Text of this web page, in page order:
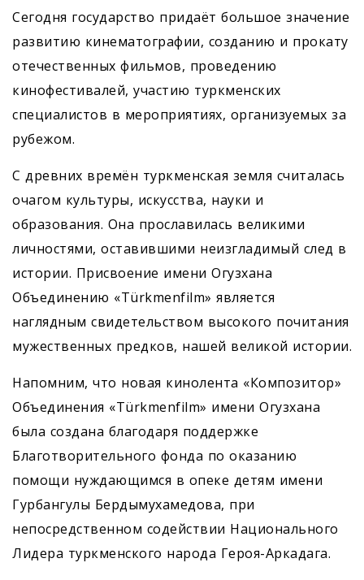
Сегодня государство придаёт большое значение
развитию кинематографии, созданию и прокату
оте­чественных фильмов, проведению
кинофестивалей, участию туркменских
специалистов в мероприятиях, организуемых за
рубежом.
С древних времён туркменская земля считалась
очагом культуры, искусства, науки и
образования. Она прославилась великими
личностями, оставившими неизгладимый след в
истории. Присвоение имени Огузхана
Объединению «Türkmenfilm» является
наглядным свидетельством высокого почитания
мужественных предков, нашей великой истории.
Напомним, что новая кинолента «Композитор»
Объединения «Türkmenfilm» имени Огузхана
была создана благодаря поддержке
Благотворительного фонда по оказанию
помощи нуждающимся в опеке детям имени
Гурбангулы Бердымухамедова, при
непосредственном содействии Национального
Лидера туркменского народа Героя-Аркадага.